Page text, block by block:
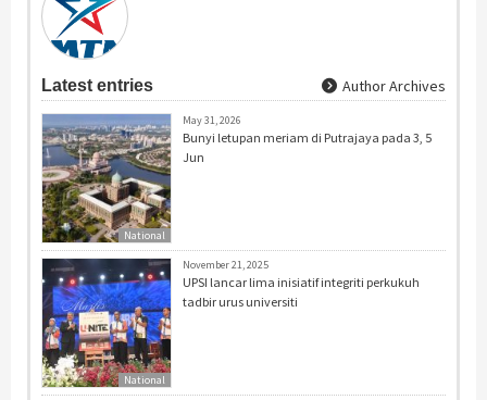
Latest entries Author Archives
National
May 31, 2026
Bunyi letupan meriam di Putrajaya pada 3, 5
Jun
National
November 21, 2025
UPSI lancar lima inisiatif integriti perkukuh
tadbir urus universiti